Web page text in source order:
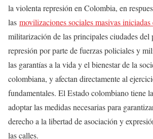
la violenta represión en Colombia, en
las movilizaciones sociales masivas
militarización de las principales ciudades del
represión por parte de fuerzas policiales y
las garantías a la vida y el bienestar de la
colombiana, y afectan directamente al
fundamentales. El Estado colombiano tiene
adoptar las medidas necesarias para
derecho a la libertad de asociación y
las calles.